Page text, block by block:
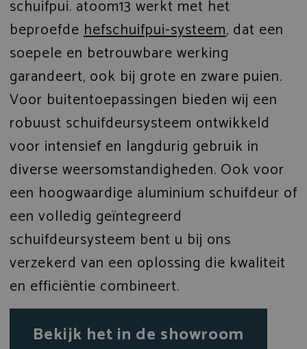
schuifpui. atoom13 werkt met het
beproefdehefschuifpui-systeem, dat een
soepele en betrouwbare werking
garandeert, ook bij grote en zware puien.
Voor buitentoepassingen bieden wij een
robuust schuifdeursysteem ontwikkeld
voor intensief en langdurig gebruik in
diverse weersomstandigheden. Ook voor
een hoogwaardige aluminium schuifdeur of
een volledig geïntegreerd
schuifdeursysteem bent u bij ons
verzekerd van een oplossing die kwaliteit
en efficiëntie combineert.
Bekijk het in de showroom